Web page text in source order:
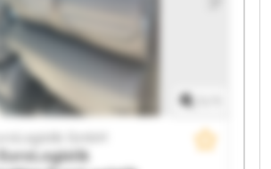
Salzgitter EuroLogistik GmbH
GmbH